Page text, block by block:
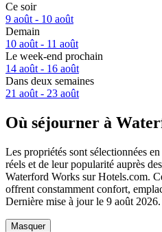
Ce soir
9 août - 10 août
Demain
10 août - 11 août
Le week-end prochain
14 août - 16 août
Dans deux semaines
21 août - 23 août
Où séjourner à
Les propriétés sont sélectionnées
réels et de leur popularité auprès
Waterford Works sur Hotels.com.
offrent constamment confort,
Dernière mise à jour le 9 août 2026.
Masquer